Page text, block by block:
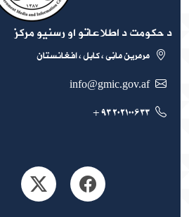
د حکومت د اطلاعاتو او رسنیو مرکز
مرمرین ماڼی ، کابل ، افغانستان
info@gmic.gov.af
۲۰۲۱۰۰۶۳۳ ۹۳ +